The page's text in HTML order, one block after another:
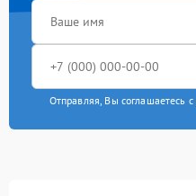
Отправляя, Вы соглашаетесь с